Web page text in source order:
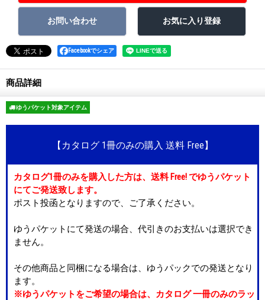
Facebookでシェア
商品詳細
ゆうパケット対象アイテム
【カタログ 1冊のみの購入 送料 Free】
カタログ1冊のみを購入した方は、送料 Free! でゆうパケット
にてご発送致します。
ポスト投函となりますので、ご了承ください。
ゆうパケットにて発送の場合、代引きのお支払いは選択でき
ません。
その他商品と同梱になる場合は、ゆうパックでの発送となり
ます。
※ゆうパケットをご希望の場合は、カタログ 一冊のみのラッ